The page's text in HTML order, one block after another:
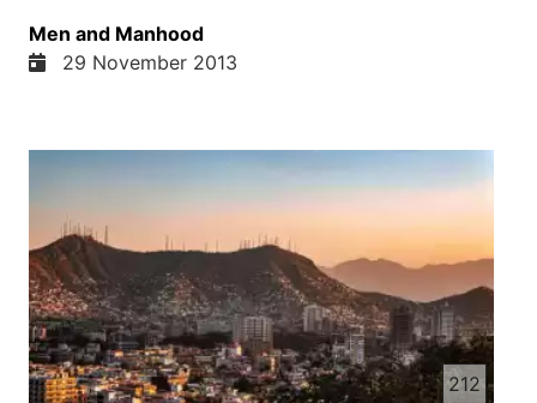
Men and Manhood
29 November 2013
212